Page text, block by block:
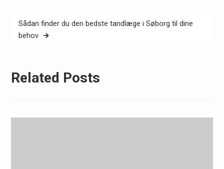
Sådan finder du den bedste tandlæge i Søborg til dine
behov
Related Posts